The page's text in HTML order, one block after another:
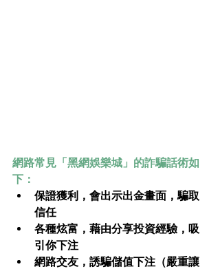
網路常見「黑網娛樂城」的詐騙話術如
下：
保證獲利，會出示出金畫面，騙取
信任
各種炫富，藉由分享投資經驗，吸
引你下注
網路交友，誘騙儲值下注（嚴重讓